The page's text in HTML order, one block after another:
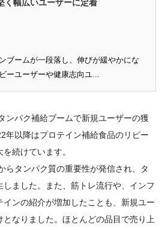
く幅広いユーザーに定着
ブームが一段落し、伸びが緩やかにな
ーユーザーや健康志向ユ...
ンパク補給ブームで新規ユーザーの獲
年以降はプロテイン補給食品のリピー
続けています。
らタンパク質の重要性が発信され、タ
しました。また、筋トレ流行や、インフ
インの紹介が増加したことも、新規ユー
なりました。ほとんどの品目で売り上